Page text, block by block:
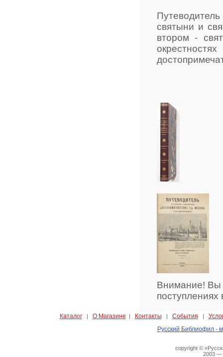
святыни и
втором -
Внимание! Вы
Каталог| О Магазине | Контакты | События |
Русский Библиофил -
copyright ©
2003 —